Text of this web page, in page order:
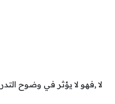
لا ,فهو لا يؤثر في وضوح